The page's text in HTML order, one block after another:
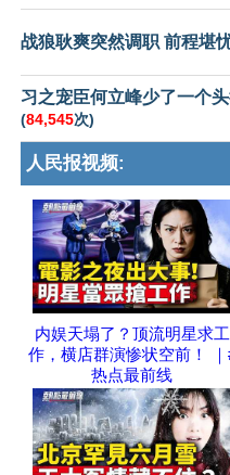
战狼耿爽突然调职 前程堪
习之宠臣何立峰少了一个
(84,545次)
人民报视频:
内娱天塌了？顶流明星求工
作，横店群演惨状空前！ ｜
热点最前线